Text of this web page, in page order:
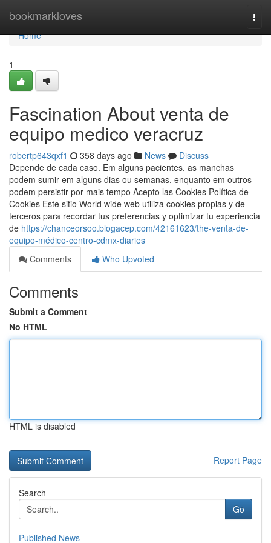
bookmarkloves
Home
Home
1
Fascination About venta de
equipo medico veracruz
robertp643qxf1 358 days ago News
Discuss
Depende de cada caso. Em alguns pacientes, as manchas
podem sumir em alguns dias ou semanas, enquanto em outros
podem persistir por mais tempo Acepto las Cookies Política de
Cookies Este sitio World wide web utiliza cookies propias y de
terceros para recordar tus preferencias y optimizar tu experiencia
de https://chanceorsoo.blogacep.com/42161623/the-venta-de-
equipo-médico-centro-cdmx-diaries
Comments
Who Upvoted
Comments
Submit a Comment
No HTML
HTML is disabled
Report Page
Search
Go
Published News